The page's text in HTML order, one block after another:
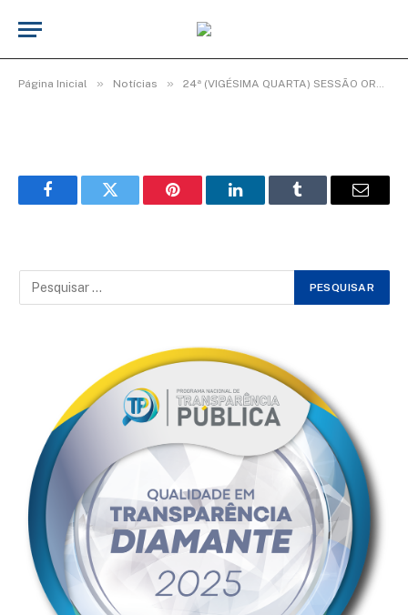
Página Inicial » Notícias » 24ª (VIGÉSIMA QUARTA) SESSÃO ORDINÁRIA DO 2º PERÍODO LEGISLATIVO DA 20ª LEGISLATURA.
WhatsApp Image 2025-08-19 at 08.28.23
FacebookTwitter Pinterest LinkedInTumblr Email